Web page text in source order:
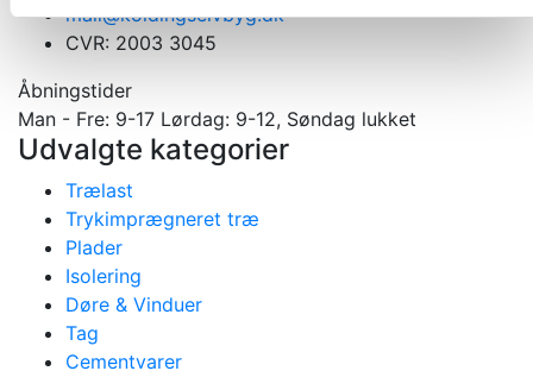
mail@koldingselvbyg.dk
CVR: 2003 3045
Åbningstider
Man - Fre: 9-17 Lørdag: 9-12, Søndag lukket
Udvalgte kategorier
Trælast
Trykimprægneret træ
Plader
Isolering
Døre & Vinduer
Tag
Cementvarer